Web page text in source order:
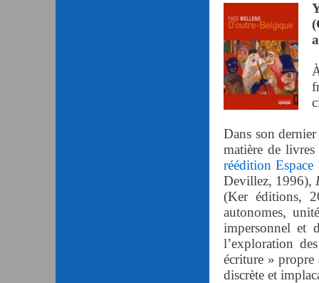
Dans son
matière de
réédition
Devillez, 1996),
(Ker éditions,
autonomes,
impersonnel et
l’exploration
écriture » propre
discrète et